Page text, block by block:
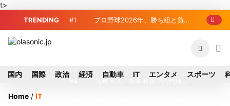
t>
TRENDING #1 プロ野球2026年、勝ち組と負け
国内 国際 政治 経済 自動車 IT エンタメ スポーツ
Home / IT